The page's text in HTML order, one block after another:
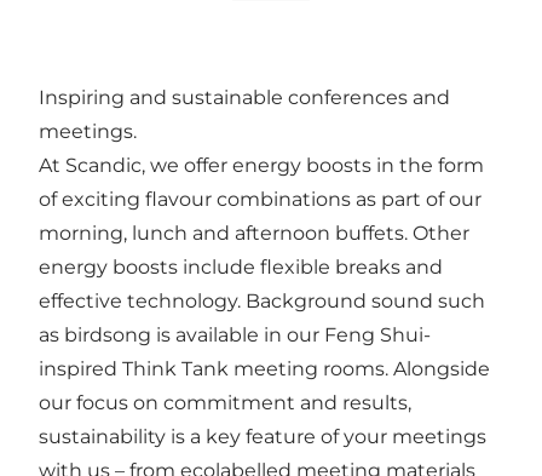
Inspiring and sustainable conferences and
meetings.
At Scandic, we offer energy boosts in the form
of exciting flavour combinations as part of our
morning, lunch and afternoon buffets. Other
energy boosts include flexible breaks and
effective technology. Background sound such
as birdsong is available in our Feng Shui-
inspired Think Tank meeting rooms. Alongside
our focus on commitment and results,
sustainability is a key feature of your meetings
with us – from ecolabelled meeting materials